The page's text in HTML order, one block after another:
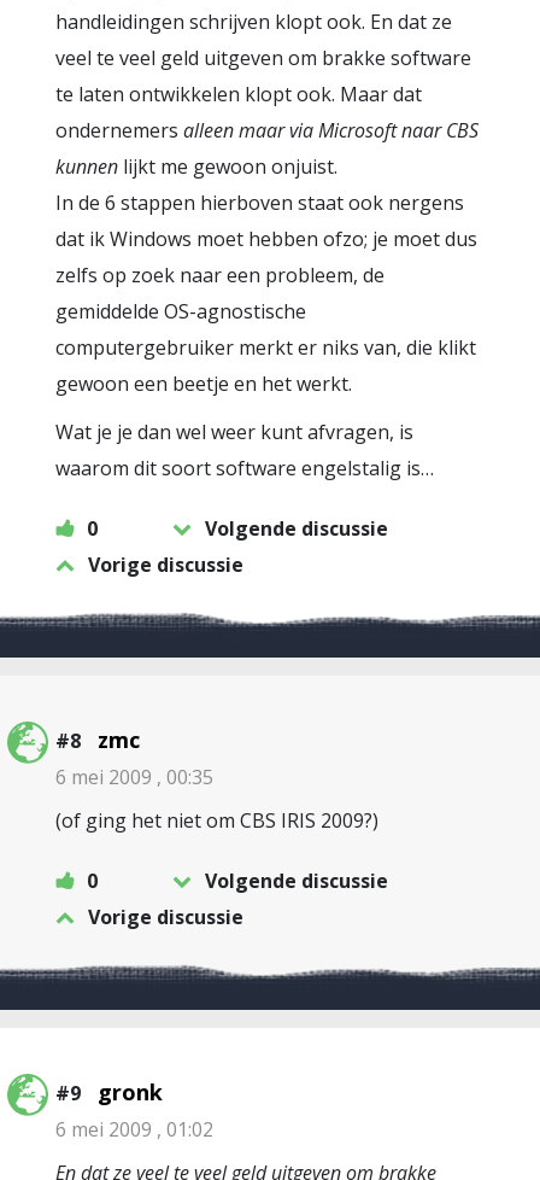
handleidingen schrijven klopt ook. En dat ze
veel te veel geld uitgeven om brakke software
te laten ontwikkelen klopt ook. Maar dat
ondernemers alleen maar via Microsoft naar CBS
kunnen lijkt me gewoon onjuist.
In de 6 stappen hierboven staat ook nergens
dat ik Windows moet hebben ofzo; je moet dus
zelfs op zoek naar een probleem, de
gemiddelde OS-agnostische
computergebruiker merkt er niks van, die klikt
gewoon een beetje en het werkt.
Wat je je dan wel weer kunt afvragen, is
waarom dit soort software engelstalig is…
0
Volgende discussie
Vorige discussie
#8 zmc
6 mei 2009 , 00:35
(of ging het niet om CBS IRIS 2009?)
0
Volgende discussie
Vorige discussie
#9 gronk
6 mei 2009 , 01:02
En dat ze veel te veel geld uitgeven om brakke